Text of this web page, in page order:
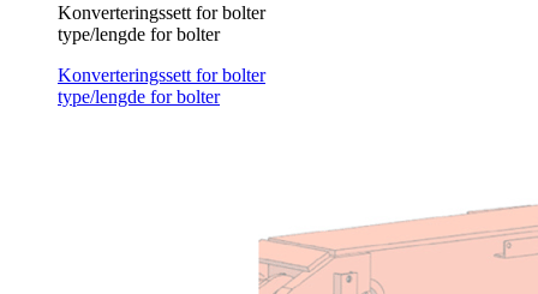
Konverteringssett for bolter
type/lengde for bolter
Konverteringssett for bolter
type/lengde for bolter